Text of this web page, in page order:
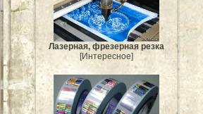
Лазерная, фрезерная резка
[Интересное]